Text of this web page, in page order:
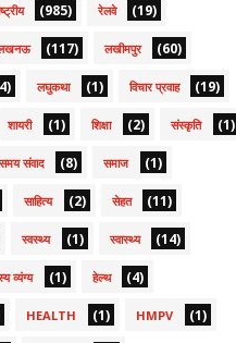
(985) रेलवे (19)
(117) लखीमपुर (60)
लघुकथा (1) विचार प्रवाह (19)
शायरी (1) शिक्षा (2) संस्कृति (1)
समय संवाद (8) समाज (1)
साहित्य (2) सेहत (11)
स्वस्थ्य (1) स्वास्थ्य (14)
व्यंग्य (1) हेल्थ (4)
HEALTH (1) HMPV (1)